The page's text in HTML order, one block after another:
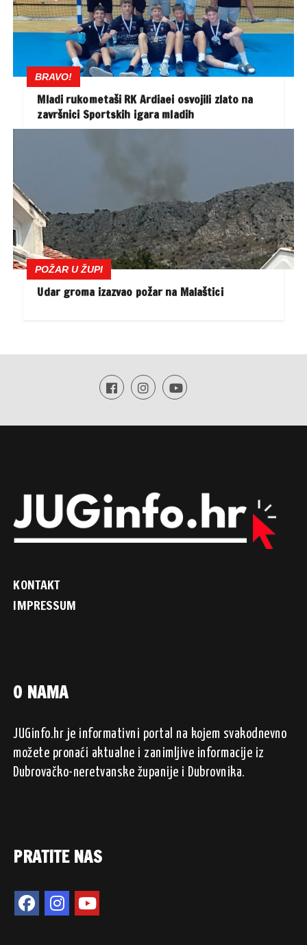
BRAVO!
Mladi rukometaši RK Ardiaei osvojili zlato na
završnici Sportskih igara mladih
POŽAR U ŽUPI
Udar groma izazvao požar na Malaštici
KONTAKT
IMPRESSUM
O NAMA
JUGinfo.hr je informativni portal na kojem svakodnevno
možete pronaći aktualne i zanimljive informacije iz
Dubrovačko-neretvanske županije i Dubrovnika.
PRATITE NAS